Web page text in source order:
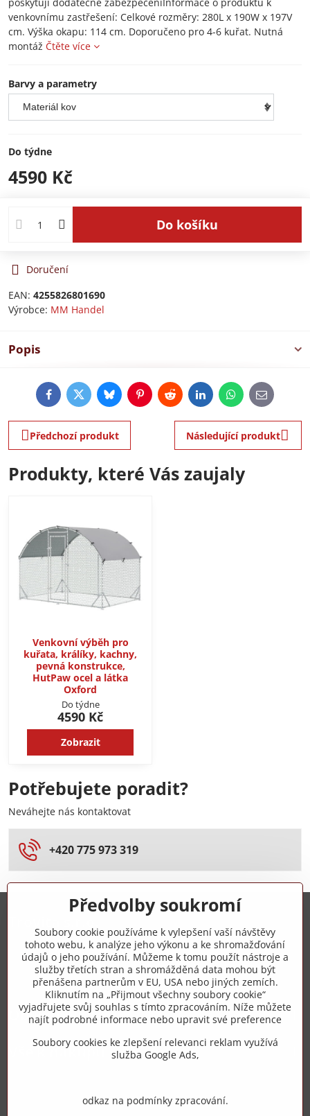
venkovnímu zastřešení: Celkové rozměry: 280L x 190W x 197V
cm. Výška okapu: 114 cm. Doporučeno pro 4-6 kuřat. Nutná
montáž Čtěte více
Barvy a parametry
Do týdne
4590 Kč
Do košíku
Doručení
EAN: 4255826801690
Výrobce: MM Handel
Popis
FacebookTwitterBlueskyPinterestRedditLinkedInWhatsApp
E-
mail
Předchozí produkt Následující produkt
Produkty, které Vás zaujaly
Venkovní výběh pro
kuřata, králíky, kachny,
pevná konstrukce,
HutPaw ocel a látka
Oxford
Do týdne
4590 Kč
Zobrazit
Potřebujete poradit?
Neváhejte nás kontaktovat
+420 775 973 319
+420 775 973 319
info​@zipzop​.cz
Objednávky
Vše k nákupu
Předvolby soukromí
Soubory cookie používáme k vylepšení vaší návštěvy
tohoto webu, k analýze jeho výkonu a ke shromažďování
údajů o jeho používání. Můžeme k tomu použít nástroje a
služby třetích stran a shromážděná data mohou být
přenášena partnerům v EU, USA nebo jiných zemích.
Kliknutím na „Přijmout všechny soubory cookie“
vyjadřujete svůj souhlas s tímto zpracováním. Níže můžete
najít podrobné informace nebo upravit své preference
Soubory cookies ke zlepšení relevanci reklam využívá
služba Google Ads,
odkaz na podmínky zpracování.